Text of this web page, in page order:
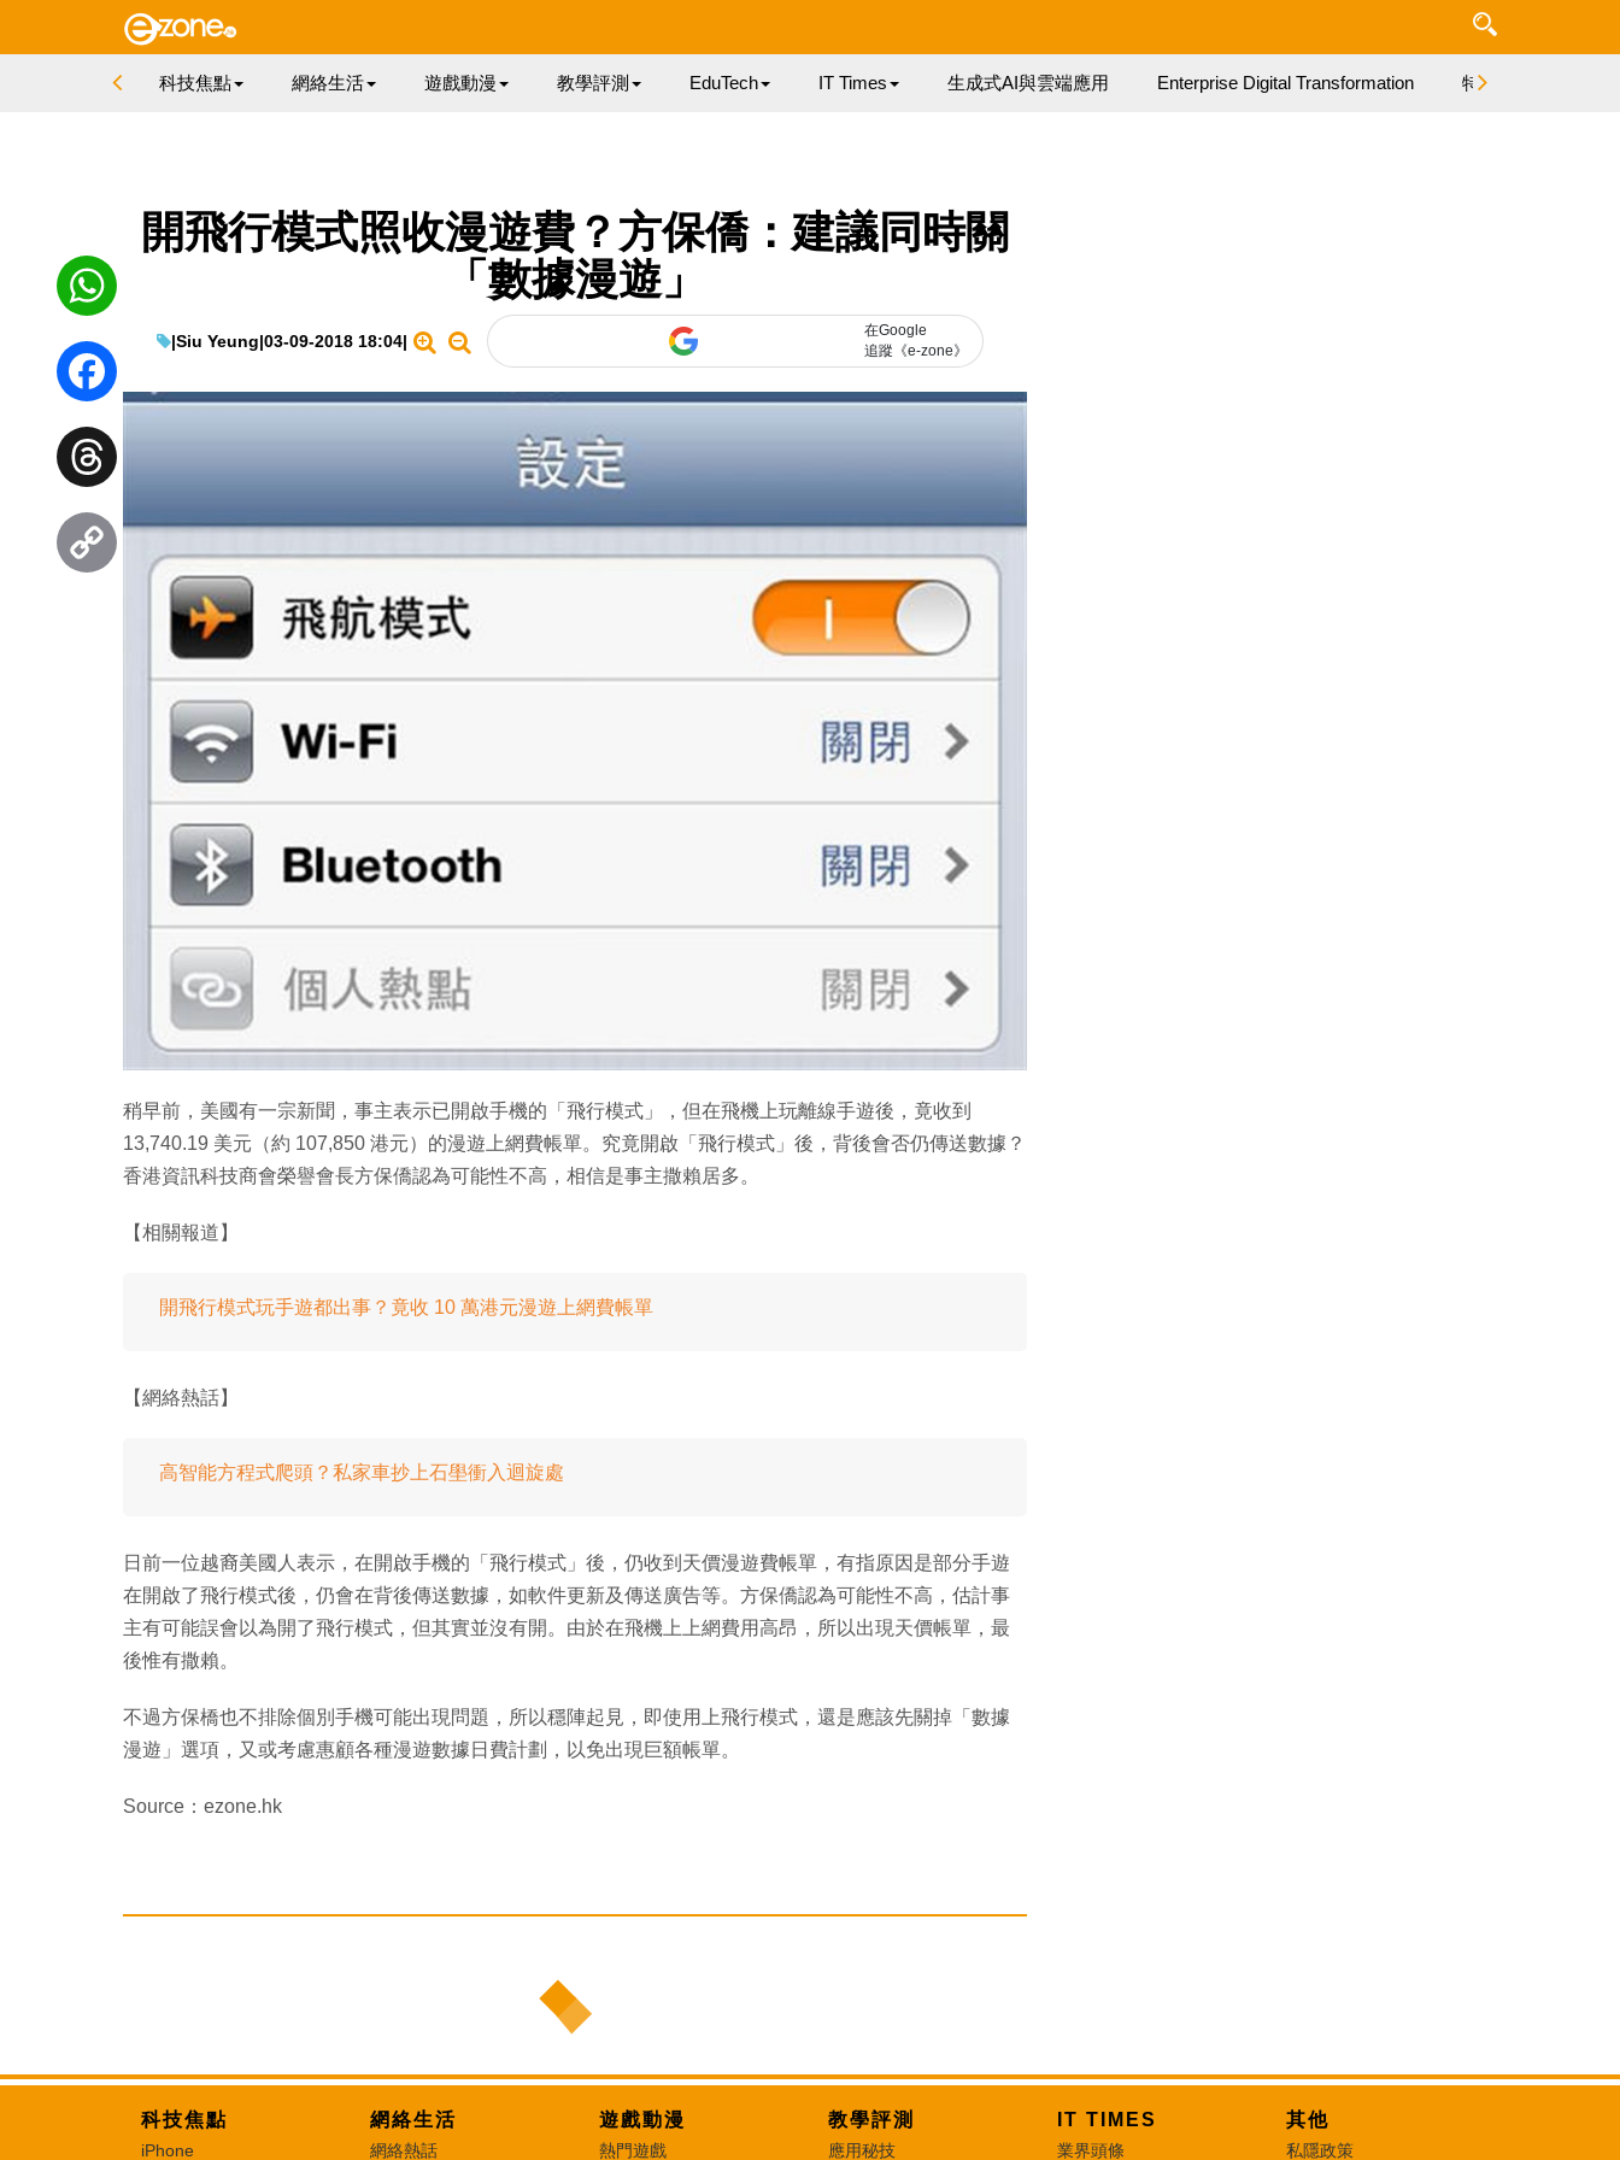
科技焦點 網絡生活 遊戲動漫 教學評測 EduTech IT Times 生成式AI與雲端應用 Enterprise Digital Transformation 特集
開飛行模式照收漫遊費？方保僑：建議同時關
「數據漫遊」
|Siu Yeung|03-09-2018 18:04|
在Google
追蹤《e-zone》
稍早前，美國有一宗新聞，事主表示已開啟手機的「飛行模式」，但在飛機上玩離線手遊後，竟收到
13,740.19 美元（約 107,850 港元）的漫遊上網費帳單。究竟開啟「飛行模式」後，背後會否仍傳送數據？
香港資訊科技商會榮譽會長方保僑認為可能性不高，相信是事主撒賴居多。
【相關報道】
開飛行模式玩手遊都出事？竟收 10 萬港元漫遊上網費帳單
【網絡熱話】
高智能方程式爬頭？私家車抄上石壆衝入迴旋處
日前一位越裔美國人表示，在開啟手機的「飛行模式」後，仍收到天價漫遊費帳單，有指原因是部分手遊
在開啟了飛行模式後，仍會在背後傳送數據，如軟件更新及傳送廣告等。方保僑認為可能性不高，估計事
主有可能誤會以為開了飛行模式，但其實並沒有開。由於在飛機上上網費用高昂，所以出現天價帳單，最
後惟有撒賴。
不過方保橋也不排除個別手機可能出現問題，所以穩陣起見，即使用上飛行模式，還是應該先關掉「數據
漫遊」選項，又或考慮惠顧各種漫遊數據日費計劃，以免出現巨額帳單。
Source：ezone.hk
WhatsApp
Facebook
Threads
科技焦點
iPhone
網絡生活
網絡熱話
遊戲動漫
熱門遊戲
教學評測
應用秘技
IT TIMES
業界頭條
其他
私隱政策